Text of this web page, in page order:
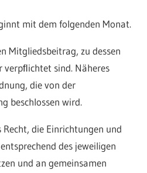
mit dem folgenden Monat.
Mitgliedsbeitrag, zu dessen
sind. Näheres
die von der
beschlossen wird.
die Einrichtungen und
des jeweiligen
und an gemeinsamen